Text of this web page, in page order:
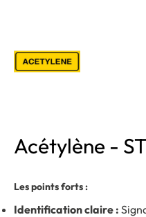
Acétylène -
Les points forts :
Identification claire :